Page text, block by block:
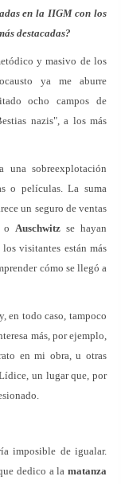
en la IIGM con los
destacadas?
y masivo de los
ya me aburre
ocho campos de
nazis", a los más
una sobreexplotación
o películas. La suma
un seguro de ventas
o Auschwitz se hayan
visitantes están más
cómo se llegó a
en todo caso, tampoco
más, por ejemplo,
en mi obra, u otras
un lugar que, por
imposible de igualar.
dedico a la matanza